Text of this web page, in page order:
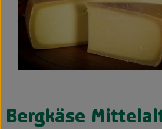
Über uns
Bergkäse